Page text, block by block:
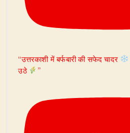
“उत्तरकाशी में बर्फबारी की सफेद चादर
उठे
”